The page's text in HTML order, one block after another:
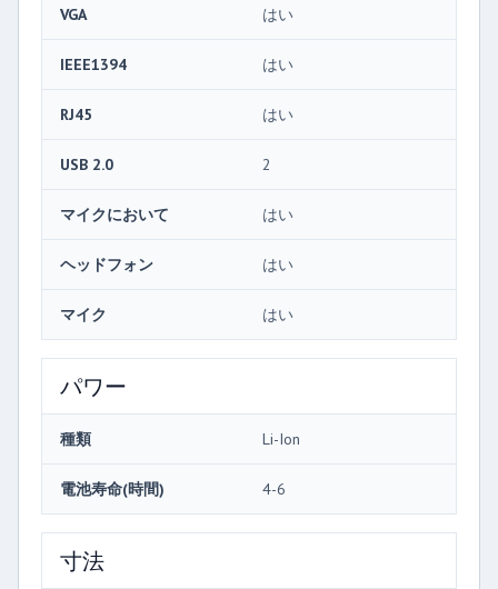
VGA はい
IEEE1394 はい
RJ45 はい
USB 2.0 2
マイクにおいて はい
ヘッドフォン はい
マイク はい
パワー
種類 Li-Ion
電池寿命(時間) 4-6
寸法